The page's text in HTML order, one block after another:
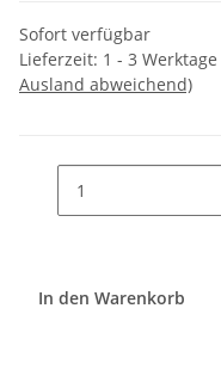
Sofort verfügbar
Lieferzeit: 1 - 3 Werktage
Ausland abweichend)
In den Warenkorb